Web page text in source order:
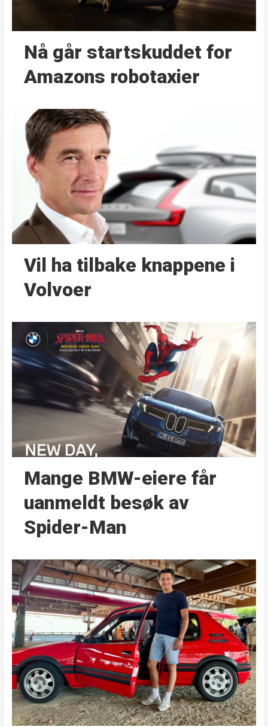
Nå går start­skuddet for
Amazons robotaxier
Vil ha tilbake knappene i
Volvoer
Mange BMW-eiere får
uanmeldt besøk av
Spider-Man